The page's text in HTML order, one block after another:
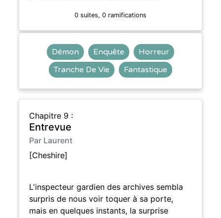
0 suites, 0 ramifications
Démon Enquête
Horreur
Tranche De Vie
Fantastique
Chapitre 9 :
Entrevue
Par Laurent
[Cheshire]
L'inspecteur gardien des archives sembla
surpris de nous voir toquer à sa porte,
mais en quelques instants, la surprise